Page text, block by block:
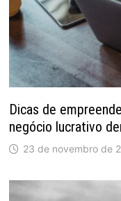
Dicas de
negócio lucrativo
23 de novembro de